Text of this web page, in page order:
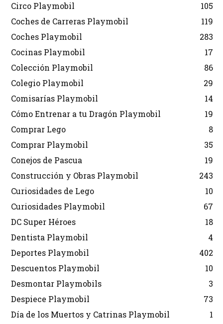
Circo Playmobil
105
Coches de Carreras Playmobil
119
Coches Playmobil
283
Cocinas Playmobil
17
Colección Playmobil
86
Colegio Playmobil
29
Comisarías Playmobil
14
Cómo Entrenar a tu Dragón Playmobil
19
Comprar Lego
8
Comprar Playmobil
35
Conejos de Pascua
19
Construcción y Obras Playmobil
243
Curiosidades de Lego
10
Curiosidades Playmobil
67
DC Super Héroes
18
Dentista Playmobil
4
Deportes Playmobil
402
Descuentos Playmobil
10
Desmontar Playmobils
3
Despiece Playmobil
73
Día de los Muertos y Catrinas Playmobil
1